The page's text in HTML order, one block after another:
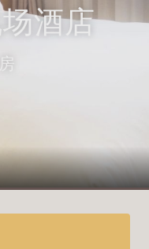
酒店